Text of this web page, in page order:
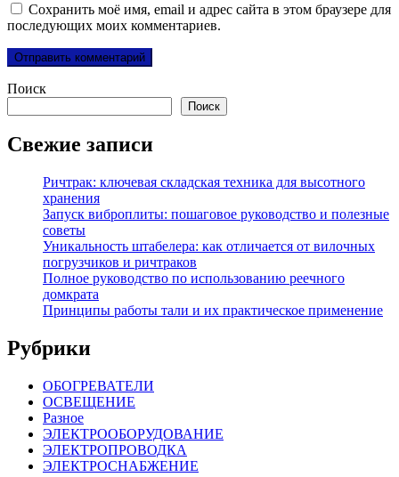
Сохранить моё имя, email и адрес сайта в этом браузере для
последующих моих комментариев.
Поиск
Поиск
Свежие записи
Ричтрак: ключевая складская техника для высотного
хранения
Запуск виброплиты: пошаговое руководство и полезные
советы
Уникальность штабелера: как отличается от вилочных
погрузчиков и ричтраков
Полное руководство по использованию реечного
домкрата
Принципы работы тали и их практическое применение
Рубрики
ОБОГРЕВАТЕЛИ
ОСВЕЩЕНИЕ
Разное
ЭЛЕКТРООБОРУДОВАНИЕ
ЭЛЕКТРОПРОВОДКА
ЭЛЕКТРОСНАБЖЕНИЕ